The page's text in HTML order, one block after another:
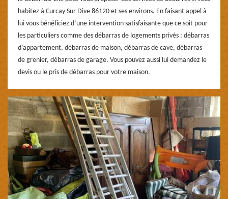
habitez à Curcay Sur Dive 86120 et ses environs. En faisant appel à
lui vous bénéficiez d’une intervention satisfaisante que ce soit pour
les particuliers comme des débarras de logements privés : débarras
d’appartement, débarras de maison, débarras de cave, débarras
de grenier, débarras de garage. Vous pouvez aussi lui demandez le
devis ou le pris de débarras pour votre maison.